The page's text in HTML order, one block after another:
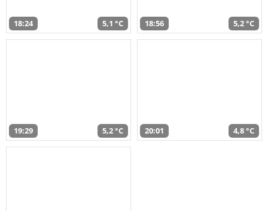
18:24 5,1 °C 18:56 5,2 °C
19:29 5,2 °C 20:01 4,8 °C